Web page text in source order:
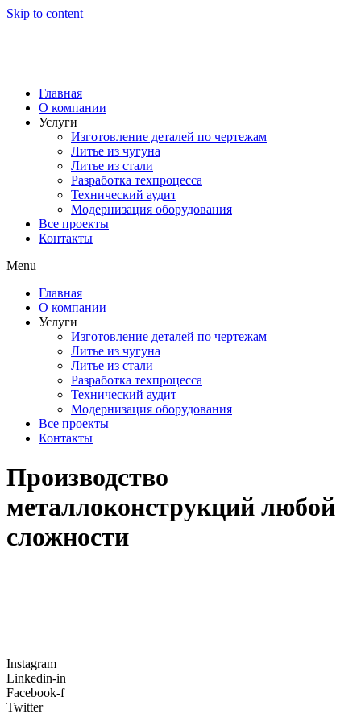
Skip to content
Главная
О компании
Услуги
Изготовление деталей по чертежам
Литье из чугуна
Литье из стали
Разработка техпроцесса
Технический аудит
Модернизация оборудования
Все проекты
Контакты
Menu
Главная
О компании
Услуги
Изготовление деталей по чертежам
Литье из чугуна
Литье из стали
Разработка техпроцесса
Технический аудит
Модернизация оборудования
Все проекты
Контакты
Производство
металлоконструкций любой
сложности
Instagram
Linkedin-in
Facebook-f
Twitter